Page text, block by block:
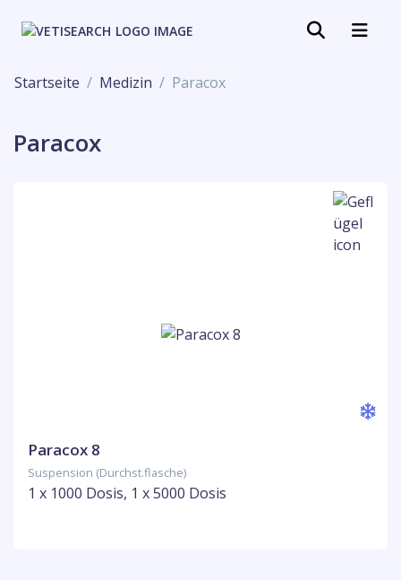
Startseite Medizin Paracox
Paracox
Paracox 8
Suspension (Durchst.flasche)
1 x 1000 Dosis, 1 x 5000 Dosis